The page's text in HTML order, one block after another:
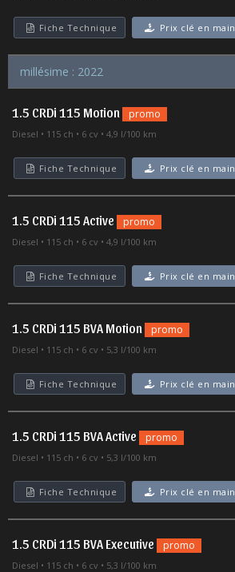
Fiche Technique Prix clé en main
millésime : 2022
1.5 CRDi 115 Motion promo
Diesel 115 ch 6 cv 4,9 l/100 km
Fiche Technique Prix clé en main
1.5 CRDi 115 Active promo
Diesel 115 ch 6 cv 4,9 l/100 km
Fiche Technique Prix clé en main
1.5 CRDi 115 BVA Motion promo
Diesel 115 ch 6 cv 5,3 l/100 km
Fiche Technique Prix clé en main
1.5 CRDi 115 BVA Active promo
Diesel 115 ch 6 cv 5,3 l/100 km
Fiche Technique Prix clé en main
1.5 CRDi 115 BVA Executive promo
Diesel 115 ch 6 cv 5,3 l/100 km